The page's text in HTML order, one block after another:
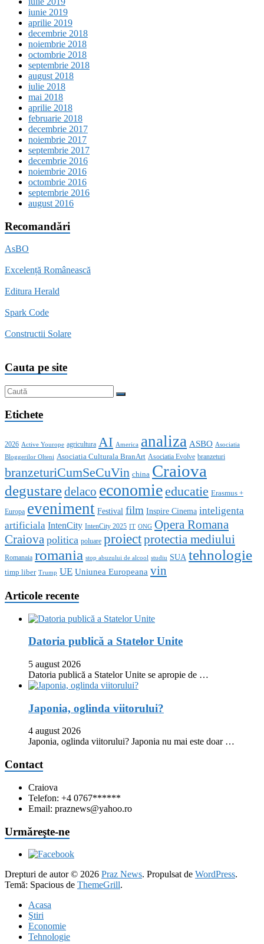
iunie 2019
aprilie 2019
decembrie 2018
noiembrie 2018
octombrie 2018
septembrie 2018
august 2018
iulie 2018
mai 2018
aprilie 2018
februarie 2018
decembrie 2017
noiembrie 2017
septembrie 2017
decembrie 2016
noiembrie 2016
octombrie 2016
septembrie 2016
august 2016
Recomandări
AsBO
Excelență Românească
Editura Herald
Spark Code
Constructii Solare
Cauta pe site
Etichete
2026 Active Yourope agricultura AI America analiza ASBO Asociatia
Bloggerilor Olteni Asociatia Culturala BranArt Asociatia Evolve branzeturi
branzeturiCumSeCuVin china Craiova
degustaredelaco economieeducatie Erasmus +
Europa eveniment Festival film Inspire Cinema inteligenta
artificiala IntenCity IntenCity 2025 IT ONG Opera Romana
Craiova politica poluare proiectprotectia mediului
Romanaia romania stop abuzului de alcool studiu SUA tehnologie
timp liber Trump UE Uniunea Europeana vin
Articole recente
Datoria publică a Statelor Unite
5 august 2026
Datoria publică a Statelor Unite se apropie de …
Japonia, oglinda viitorului?
4 august 2026
Japonia, oglinda viitorului? Japonia nu mai este doar …
Contact
Craiova
Telefon: +4 0767******
Email: praznews@yahoo.ro
Urmăreşte-ne
Drepturi de autor © 2026 Praz News. Propulsat de WordPress.
Temă: Spacious de ThemeGrill.
Acasa
Ştiri
Economie
Tehnologie